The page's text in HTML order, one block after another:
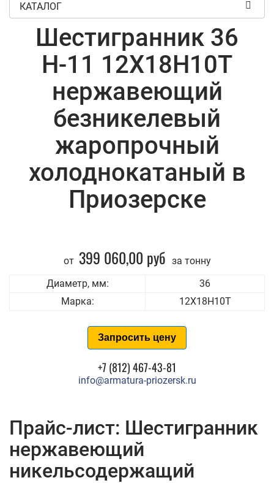
КАТАЛОГ
Шестигранник 36
Н-11 12Х18Н10Т
нержавеющий
безникелевый
жаропрочный
холоднокатаный в
Приозерске
от 399 060,00 руб за тонну
Диаметр, мм:
36
Марка:
12Х18Н10Т
Запросить цену
+7 (812) 467-43-81
info@armatura-priozersk.ru
Прайс-лист: Шестигранник
нержавеющий
никельсодержащий